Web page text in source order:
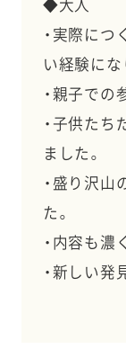
◆大人
・実際に
い経験にな
・親子での
・子供た
ました。
・盛り沢
た。
・内容も濃
・新しい発